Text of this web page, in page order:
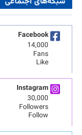
Facebook
14,000
Fans
Like
Instagram
30,000
Followers
Follow